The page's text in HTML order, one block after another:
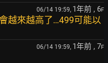
06/14 19:59, 1年前 , 6F
越來越高了…499可能以
06/14 19:59, 1年前 , 7F